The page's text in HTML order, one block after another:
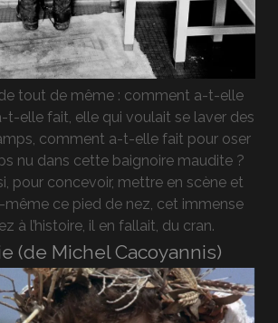
tout de même : comment a-t-elle
t-elle fait, elle qui voulait se laver des
comment a-t-elle fait pour oser
nu dans cette baignoire maudite ?
pour concevoir, mettre en scène et
même ce pied de nez, cet immense
à l’histoire, il en fallait, du cran.
(de Michel Cacoyannis)